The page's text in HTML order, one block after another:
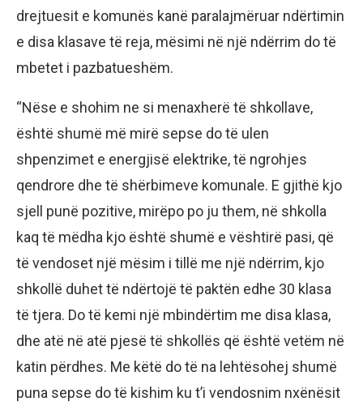
drejtuesit e komunës kanë paralajmëruar ndërtimin
e disa klasave të reja, mësimi në një ndërrim do të
mbetet i pazbatueshëm.
“Nëse e shohim ne si menaxherë të shkollave,
është shumë më mirë sepse do të ulen
shpenzimet e energjisë elektrike, të ngrohjes
qendrore dhe të shërbimeve komunale. E gjithë kjo
sjell punë pozitive, mirëpo po ju them, në shkolla
kaq të mëdha kjo është shumë e vështirë pasi, që
të vendoset një mësim i tillë me një ndërrim, kjo
shkollë duhet të ndërtojë të paktën edhe 30 klasa
të tjera. Do të kemi një mbindërtim me disa klasa,
dhe atë në atë pjesë të shkollës që është vetëm në
katin përdhes. Me këtë do të na lehtësohej shumë
puna sepse do të kishim ku t’i vendosnim nxënësit